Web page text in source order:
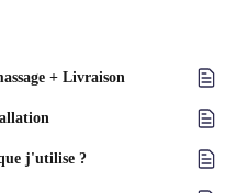
+ Livraison
j'utilise ?